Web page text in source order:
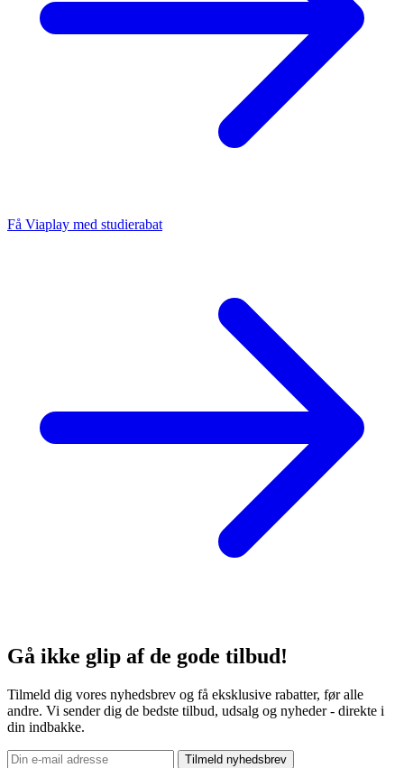
Få Viaplay med studierabat
Gå ikke glip af de gode tilbud!
Tilmeld dig vores nyhedsbrev og få eksklusive rabatter, før alle
andre. Vi sender dig de bedste tilbud, udsalg og nyheder - direkte i
din indbakke.
Tilmeld nyhedsbrev